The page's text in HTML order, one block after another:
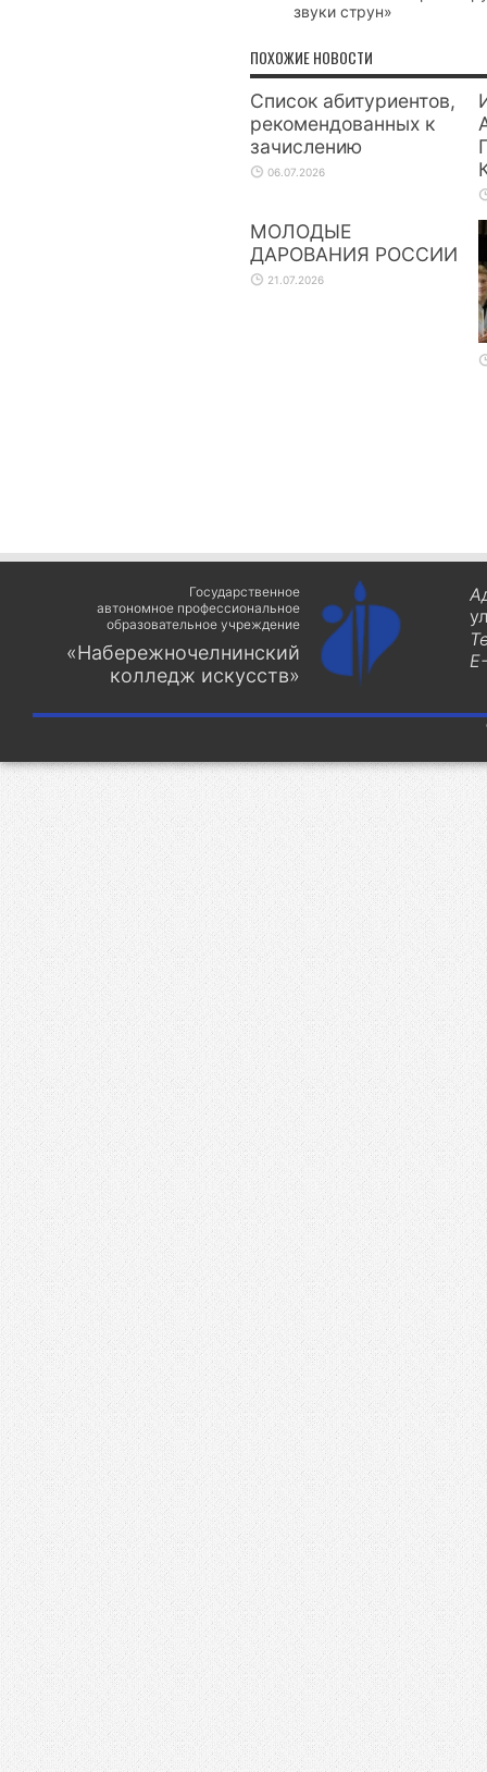
звуки струн»
ПОХОЖИЕ НОВОСТИ
Список абитуриентов,
рекомендованных к
зачислению
06.07.2026
МОЛОДЫЕ
ДАРОВАНИЯ РОССИИ
21.07.2026
Государственное
автономное профессиональное
образовательное учреждение
«Набережночелнинский
колледж искусств»